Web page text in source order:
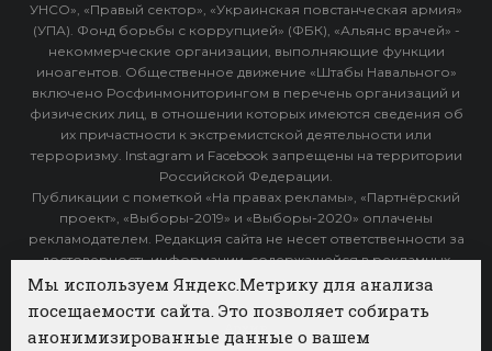
УНСО», «Правый сектор», «Украинская повстанческая армия»
(УПА). Фонд борьбы с коррупцией» (ФБК), «Альянс врачей» -
некоммерческие организации, выполняющие функции
иноагентов. Общественное движение «Штабы Навального»
включено Росфинмониторингом в перечень организаций и
физических лиц, в отношении которых имеются сведения об
их причастности к экстремистской деятельности или
терроризму. Instagram и Facebook запрещены на территории
Российской Федерации.
Публикации с пометкой «На правах рекламы», «Партнёрский
проект», «Выборы-2019» и «Выборы-2020» оплачены
рекламодателем. Редакция сайта не несет ответственности за
достоверность информации, содержащейся в рекламных
объявлениях.
Мы используем Яндекс.Метрику для анализа
посещаемости сайта. Это позволяет собирать
анонимизированные данные о вашем